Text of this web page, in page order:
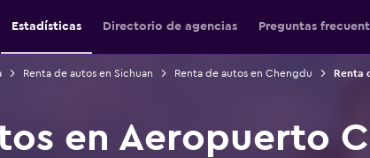
Estadísticas Directorio de agencias Preguntas
Renta de autos en Sichuan Renta de autos en Chengdu Renta
en Aeropuerto